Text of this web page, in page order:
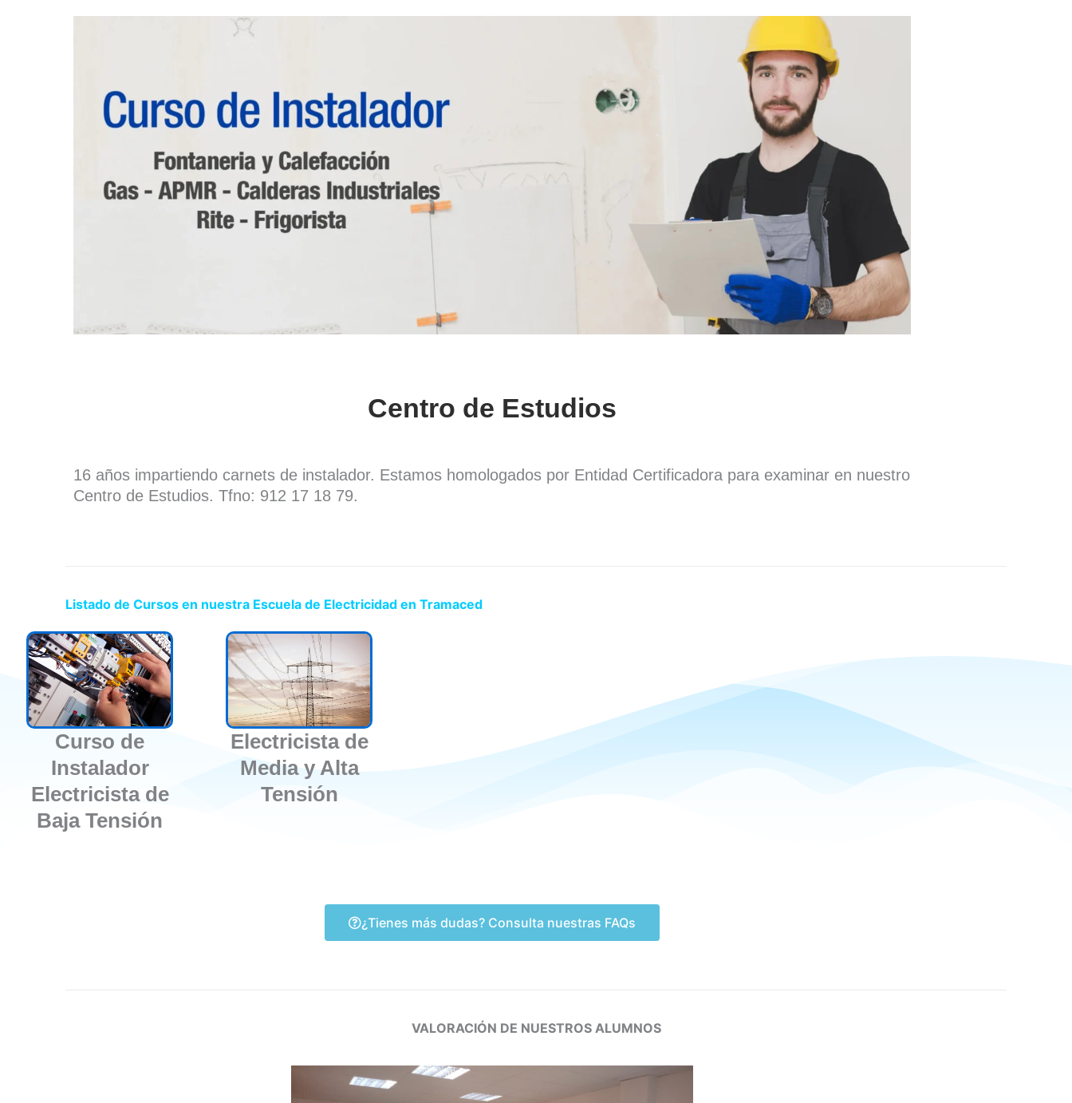
Centro de Estudios
16 años impartiendo carnets de instalador. Estamos homologados por Entidad Certificadora para examinar en nuestro
Centro de Estudios. Tfno: 912 17 18 79.
Listado de Cursos en nuestra Escuela de Electricidad en Tramaced
Curso de
Instalador
Electricista de
Baja Tensión
Electricista de
Media y Alta
Tensión
¿Tienes más dudas? Consulta nuestras FAQs
VALORACIÓN DE NUESTROS ALUMNOS